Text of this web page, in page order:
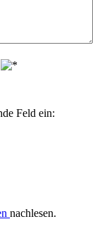
Feld ein:
nachlesen.